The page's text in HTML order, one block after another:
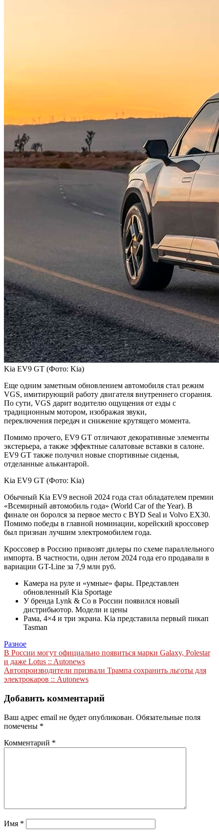
Kia EV9 GT (Фото: Kia)
Еще одним заметным обновлением автомобиля стал режим
VGS, имитирующий работу двигателя внутреннего сгорания.
По сути, VGS дарит водителю ощущения от езды с
традиционным мотором, изображая звуки,
переключения передач и снижение крутящего момента.
Помимо прочего, EV9 GT отличают декоративные элементы
экстерьера, а также эффектные салатовые вставки в салоне.
EV9 GT также получил новые спортивные сиденья,
отделанные алькантарой.
Kia EV9 GT (Фото: Kia)
Обычный Kia EV9 весной 2024 года стал обладателем премии
«Всемирный автомобиль года» (World Car of the Year). В
финале он боролся за первое место с BYD Seal и Volvo EX30.
Помимо победы в главной номинации, корейский кроссовер
был признан лучшим электромобилем года.
Кроссовер в Россию привозят дилеры по схеме параллельного
импорта. В частности, один летом 2024 года его продавали в
вариации GT-Line за 7,9 млн руб.
Камера на руле и «умные» фары. Представлен
обновленный Kia Sportage
У бренда Lynk & Co в России появился новый
дистрибьютор. Модели и цены
Рама, 4×4 и три экрана. Kia представила первый пикап
Tasman
Разное
Навигация
по
записям
В России могут официально появиться марки Galaxy, Polestar
и даже Lotus :: Autonews
Автопроизводители призвали Трампа сохранить льготы для
электрокаров :: Autonews
Добавить комментарий
Ваш адрес email не будет опубликован. Обязательные поля
помечены *
Комментарий *
Имя *